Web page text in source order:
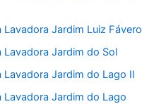
Jardim Luiz Fávero
Lavadora Jardim do Sol
Lavadora Jardim do Lago II
Lavadora Jardim do Lago